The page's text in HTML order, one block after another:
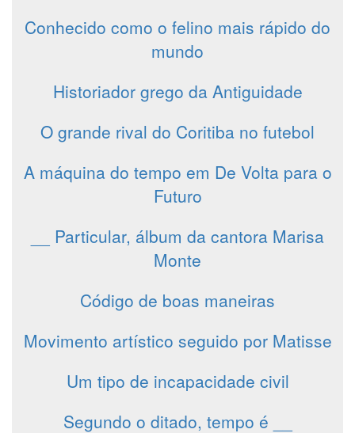
Conhecido como o felino mais rápido do
mundo
Historiador grego da Antiguidade
O grande rival do Coritiba no futebol
A máquina do tempo em De Volta para o
Futuro
__ Particular, álbum da cantora Marisa
Monte
Código de boas maneiras
Movimento artístico seguido por Matisse
Um tipo de incapacidade civil
Segundo o ditado, tempo é __